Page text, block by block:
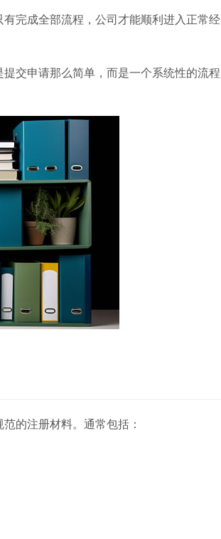
完成全部流程，公司才能顺利进入正常经
交申请那么简单，而是一个系统性的流程
的注册材料。通常包括：